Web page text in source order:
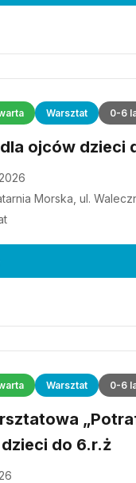
Warsztat 0-6
ojców dzieci
Morska, ul.
Warsztat 0-6
do 6.r.ż